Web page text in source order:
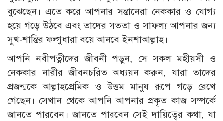
বুঝেছেন। এতে করে আপনার সন্তানেরা নেককার ও যোগ্য
হয়ে গড়ে উঠবে এবং তাদের সততা ও সাফল্য আপনার জন্য
সুখ-শান্তির ফল্গুধারা বয়ে আনবে ইনশাআল্লাহ।
আপনি নবীপত্নীদের জীবনী পড়ুন, সে সকল মহীয়সী ও
নেককার নারীর জীবনচরিত অধ্যয়ন করুন, যারা তাদের
প্রজন্মকে আল্লাহপ্রেমিক ও উত্তম মানুষ রূপে গড়ে রেখে
গেছেন। সেখান থেকে আপনি আপনার প্রকৃত কাজ সম্পর্কে
জানতে পারবেন। জানতে পারবেন সেই দায়িত্বের কথা, যা